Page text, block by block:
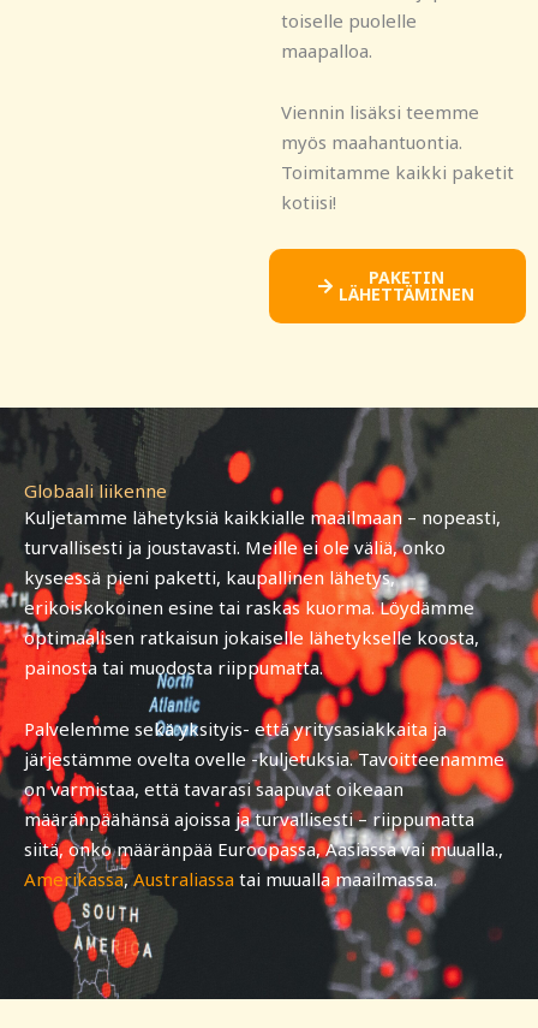
toiselle puolelle
maapalloa.
Viennin lisäksi teemme
myös maahantuontia.
Toimitamme kaikki paketit
kotiisi!
PAKETIN
LÄHETTÄMINEN
Globaali liikenne
Kuljetamme lähetyksiä kaikkialle maailmaan – nopeasti,
turvallisesti ja joustavasti. Meille ei ole väliä, onko
kyseessä pieni paketti, kaupallinen lähetys,
erikoiskokoinen esine tai raskas kuorma. Löydämme
optimaalisen ratkaisun jokaiselle lähetykselle koosta,
painosta tai muodosta riippumatta.
Palvelemme sekä yksityis- että yritysasiakkaita ja
järjestämme ovelta ovelle -kuljetuksia. Tavoitteenamme
on varmistaa, että tavarasi saapuvat oikeaan
määränpäähänsä ajoissa ja turvallisesti – riippumatta
siitä, onko määränpää Euroopassa, Aasiassa vai muualla.,
Amerikassa,Australiassa tai muualla maailmassa.